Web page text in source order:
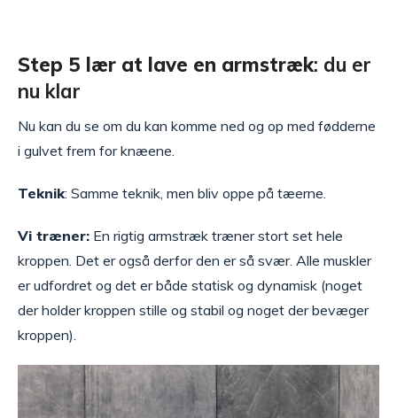
Step 5 lær at lave en armstræk: du er
nu klar
Nu kan du se om du kan komme ned og op med fødderne
i gulvet frem for knæene.
Teknik: Samme teknik, men bliv oppe på tæerne.
Vi træner: En rigtig armstræk træner stort set hele
kroppen. Det er også derfor den er så svær. Alle muskler
er udfordret og det er både statisk og dynamisk (noget
der holder kroppen stille og stabil og noget der bevæger
kroppen).